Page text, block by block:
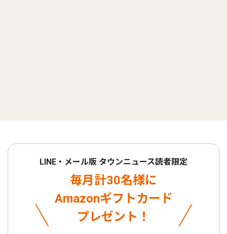
LINE・メール版 タウンニュース読者限定
毎月計30名様に
Amazonギフトカード
プレゼント！